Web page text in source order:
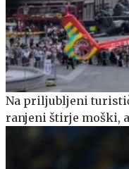
Na priljubljeni
ranjeni štirje moški,